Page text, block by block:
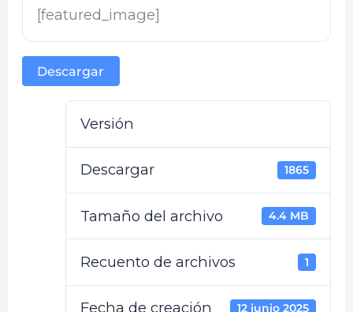
[featured_image]
Descargar
Versión
Descargar 1865
Tamaño del archivo 4.4 MB
Recuento de archivos 1
Fecha de creación 12 junio 2025